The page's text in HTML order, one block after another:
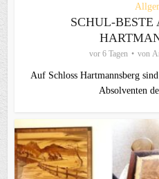
SCHUL-BESTE
vor 6 Tagen von
Auf Schloss Hartmannsberg
Absolventen